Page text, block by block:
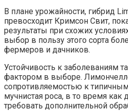
В плане урожайности, гибрид
превосходит Кримсон Свит,
результаты при схожих
выбор в пользу этого сорта
фермеров и дачников.
Устойчивость к заболеваниям
фактором в выборе.
сопротивляемостью к
мучнистая роса, в то время как
требовать дополнительной